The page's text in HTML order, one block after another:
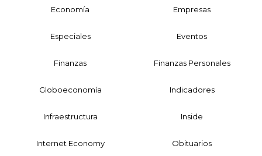
Economía Empresas
Especiales Eventos
Finanzas Finanzas Personales
Globoeconomía Indicadores
Infraestructura Inside
Internet Economy Obituarios